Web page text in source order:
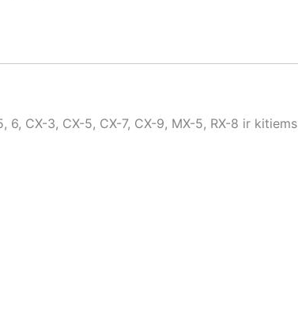
CX-3, CX-5, CX-7, CX-9, MX-5, RX-8 ir